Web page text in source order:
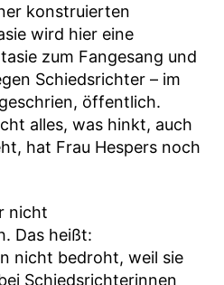
konstruierten
wird hier eine
zum Fangesang und
Schiedsrichter – im
öffentlich.
alles, was hinkt, auch
hat Frau Hespers noch
nicht
Das heißt:
nicht bedroht, weil sie
Schiedsrichterinnen